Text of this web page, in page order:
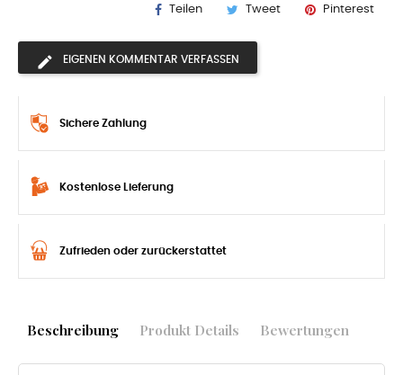
Teilen Tweet Pinterest
EIGENEN KOMMENTAR VERFASSEN
Sichere Zahlung
Kostenlose Lieferung
Zufrieden oder zurückerstattet
Beschreibung Produkt Details Bewertungen